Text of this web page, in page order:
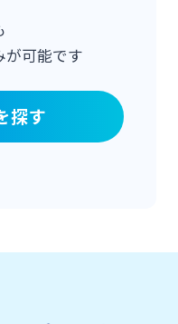
が可能です
探す